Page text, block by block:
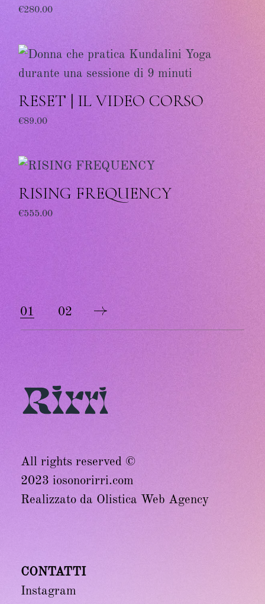
€280.00
RESET | IL VIDEO CORSO
€89.00
RISING FREQUENCY
€555.00
01 02
All rights reserved ©
2023 iosonorirri.com
Realizzato da Olistica Web Agency
CONTATTI
Instagram